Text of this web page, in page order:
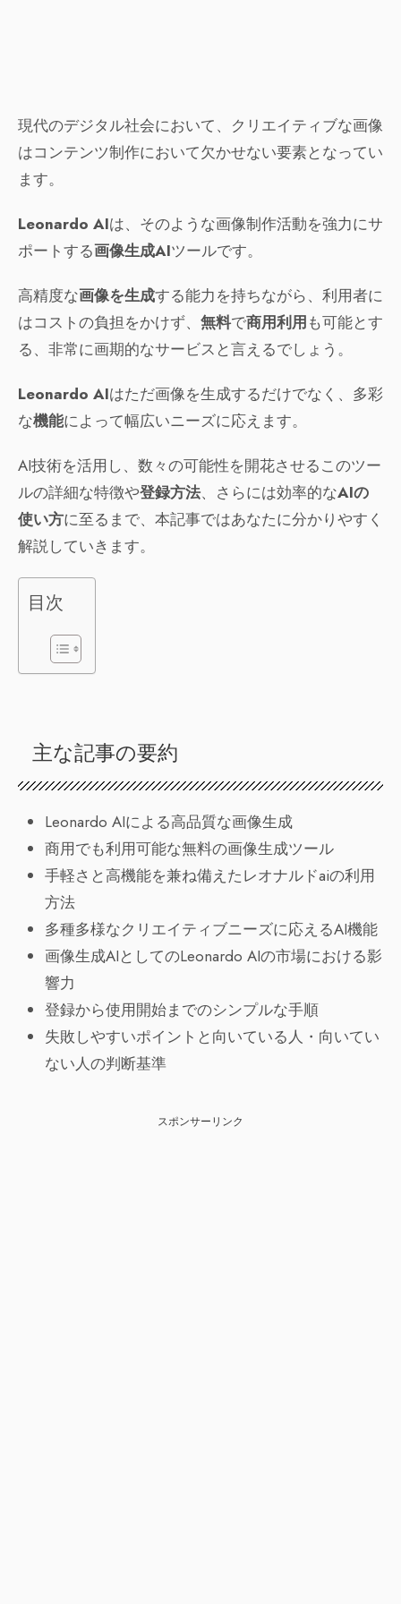
現代のデジタル社会において、クリエイティブな画像
はコンテンツ制作において欠かせない要素となってい
ます。
Leonardo AIは、そのような画像制作活動を強力にサ
ポートする画像生成AIツールです。
高精度な画像を生成する能力を持ちながら、利用者に
はコストの負担をかけず、 無料で商用利用も可能とす
る、非常に画期的なサービスと言えるでしょう。
Leonardo AIはただ画像を生成するだけでなく、多彩
な機能によって幅広いニーズに応えます。
AI技術を活用し、数々の可能性を開花させるこのツー
ルの詳細な特徴や登録方法、さらには効率的なAIの
使い方に至るまで、本記事ではあなたに分かりやすく
解説していきます。
目次
主な記事の要約
Leonardo AIによる高品質な画像生成
商用でも利用可能な無料の画像生成ツール
手軽さと高機能を兼ね備えたレオナルドaiの利用
方法
多種多様なクリエイティブニーズに応えるAI機能
画像生成AIとしてのLeonardo AIの市場における影
響力
登録から使用開始までのシンプルな手順
失敗しやすいポイントと向いている人・向いてい
ない人の判断基準
スポンサーリンク